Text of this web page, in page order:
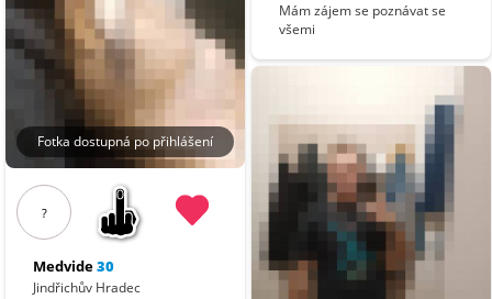
Fotka dostupná po přihlášení
?
Medvide30
Jindřichův Hradec
Mám zájem se poznávat se
všemi